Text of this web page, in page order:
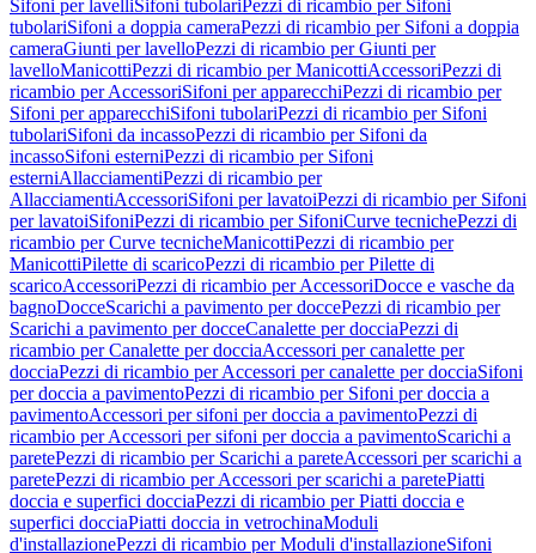
Sifoni per lavelliSifoni tubolariPezzi di ricambio per Sifoni
tubolariSifoni a doppia cameraPezzi di ricambio per Sifoni a doppia
cameraGiunti per lavelloPezzi di ricambio per Giunti per
lavelloManicottiPezzi di ricambio per ManicottiAccessoriPezzi di
ricambio per AccessoriSifoni per apparecchiPezzi di ricambio per
Sifoni per apparecchiSifoni tubolariPezzi di ricambio per Sifoni
tubolariSifoni da incassoPezzi di ricambio per Sifoni da
incassoSifoni esterniPezzi di ricambio per Sifoni
esterniAllacciamentiPezzi di ricambio per
AllacciamentiAccessoriSifoni per lavatoiPezzi di ricambio per Sifoni
per lavatoiSifoniPezzi di ricambio per SifoniCurve tecnichePezzi di
ricambio per Curve tecnicheManicottiPezzi di ricambio per
ManicottiPilette di scaricoPezzi di ricambio per Pilette di
scaricoAccessoriPezzi di ricambio per AccessoriDocce e vasche da
bagnoDocceScarichi a pavimento per doccePezzi di ricambio per
Scarichi a pavimento per docceCanalette per docciaPezzi di
ricambio per Canalette per docciaAccessori per canalette per
docciaPezzi di ricambio per Accessori per canalette per docciaSifoni
per doccia a pavimentoPezzi di ricambio per Sifoni per doccia a
pavimentoAccessori per sifoni per doccia a pavimentoPezzi di
ricambio per Accessori per sifoni per doccia a pavimentoScarichi a
paretePezzi di ricambio per Scarichi a pareteAccessori per scarichi a
paretePezzi di ricambio per Accessori per scarichi a paretePiatti
doccia e superfici docciaPezzi di ricambio per Piatti doccia e
superfici docciaPiatti doccia in vetrochinaModuli
d'installazionePezzi di ricambio per Moduli d'installazioneSifoni